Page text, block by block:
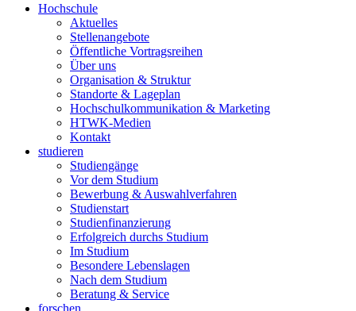
Hochschule
Aktuelles
Stellenangebote
Öffentliche Vortragsreihen
Über uns
Organisation & Struktur
Standorte & Lageplan
Hochschulkommunikation & Marketing
HTWK-Medien
Kontakt
studieren
Studiengänge
Vor dem Studium
Bewerbung & Auswahlverfahren
Studienstart
Studienfinanzierung
Erfolgreich durchs Studium
Im Studium
Besondere Lebenslagen
Nach dem Studium
Beratung & Service
forschen